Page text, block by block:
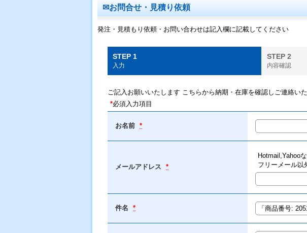
✉お問合せ・見積り依頼
発注・見積もり依頼・お問い合わせは記入欄に記載してください
STEP 1
入力
STEP 2
内容確認
ご記入お願いいたします こちらから納期・在庫を確認しご連絡い
*必須入力項目
お名前 *
メールアドレス *
Hotmail,Yahoo
フリーメール以
件名 *